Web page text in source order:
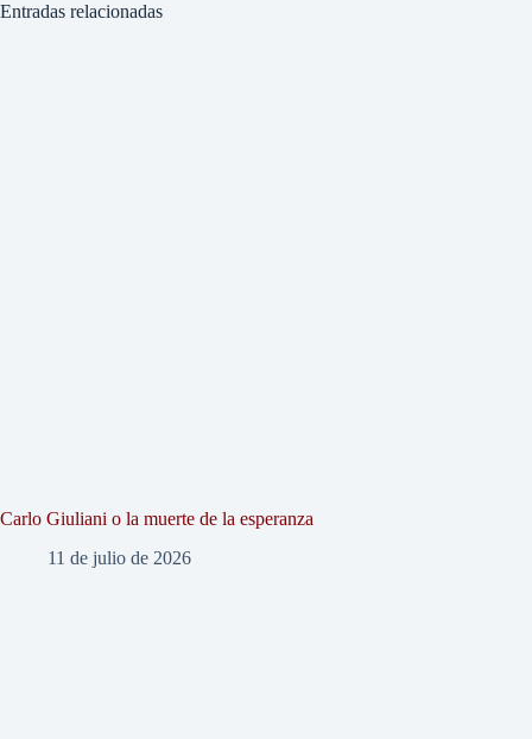
Entradas relacionadas
Carlo Giuliani o la muerte de la esperanza
11 de julio de 2026